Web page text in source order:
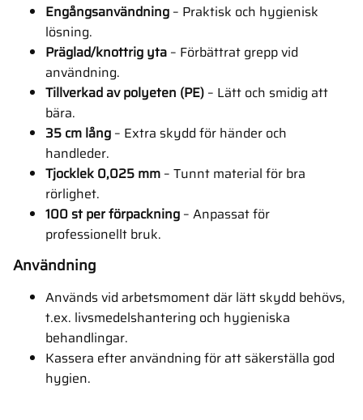
Engångsanvändning – Praktisk och hygienisk
lösning.
Präglad/knottrig yta – Förbättrat grepp vid
användning.
Tillverkad av polyeten (PE) – Lätt och smidig att
bära.
35 cm lång – Extra skydd för händer och
handleder.
Tjocklek 0,025 mm – Tunnt material för bra
rörlighet.
100 st per förpackning – Anpassat för
professionellt bruk.
Användning
Används vid arbetsmoment där lätt skydd behövs,
t.ex. livsmedelshantering och hygieniska
behandlingar.
Kassera efter användning för att säkerställa god
hygien.